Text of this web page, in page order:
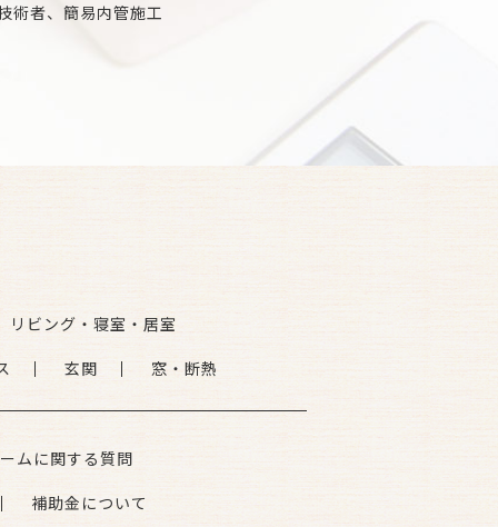
術者、簡易内管施工
リビング・寝室・居室
玄関 窓・断熱
ムに関する質問
補助金について